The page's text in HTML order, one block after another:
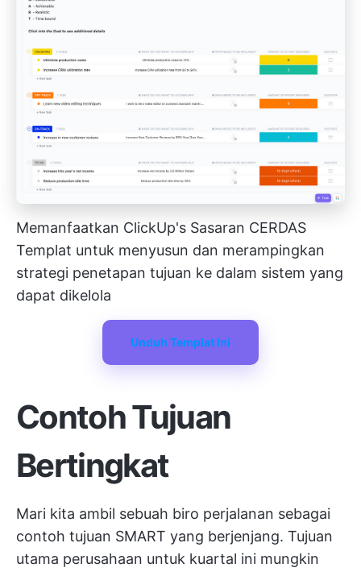
Memanfaatkan ClickUp's Sasaran CERDAS
Templat untuk menyusun dan merampingkan
strategi penetapan tujuan ke dalam sistem yang
dapat dikelola
Unduh Templat Ini
ContohTujuan
Bertingkat
Mari kita ambil sebuah biro perjalanan sebagai
contoh tujuan SMART yang berjenjang. Tujuan
utama perusahaan untuk kuartal ini mungkin